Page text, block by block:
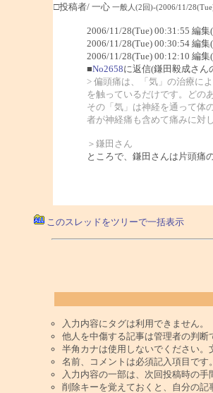
□投稿者/ 一心 一般人(2回)-(2006/11/
2006/11/28(Tue) 00:31:55 編集
2006/11/28(Tue) 00:30:54 編集
2006/11/28(Tue) 00:12:10 編集
■No2658に返信(鎌田毅成さん
> 偏頭痛は、「気」の治療に
を触っているだけです。どの
その「気」は神経を通って体
者が神経痛も含めて痛みに対
＞鎌田さん
ところで、鎌田さんは片頭痛
このスレッドをツリーで一括表示
入力内容にタグは利用できません。
他人を中傷する記事は管理者の判断
半角カナは使用しないでください。
名前、コメントは必須記入項目です
入力内容の一部は、次回投稿時の手
削除キーを覚えておくと、自分の記